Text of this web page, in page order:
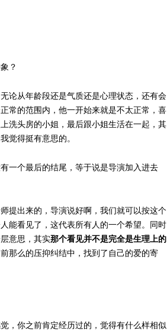
？
论从年龄段还是气质还是心理状态，还有会
常的范围内，他一开始来就是不太正常，喜
洗头房的小姐，最后跟小姐生活在一起，其
觉得挺有意思的。
一个最后的结尾，等于说是导演加入进去
提出来的，导演说好啊，我们就可以按这个
能看见了，这代表所有人的一个希望。同时
意思，其实那个看见并不是完全是生理上的
那么的压抑纠结中，找到了自己的爱的寄
，你之前肯定经历过的，觉得有什么样相似